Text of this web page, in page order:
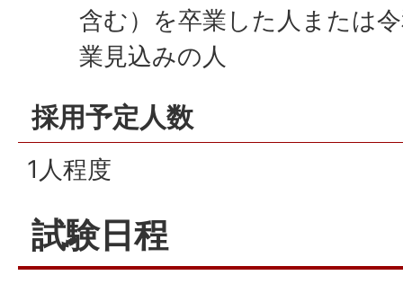
含む）を卒業した人または
業見込みの人
採用予定人数
1人程度
試験日程